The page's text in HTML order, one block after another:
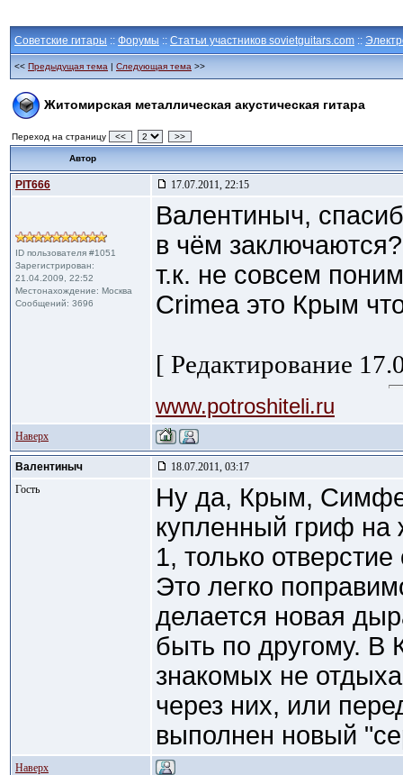
Советские гитары :: Форумы :: Статьи участников sovietguitars.com ::
<< Предыдущая тема | Следующая тема >>
Житомирская металлическая акустическая гитара
Переход на страницу << >>
Автор
PIT666 17.07.2011, 22:15
ID пользователя #1051
Зарегистрирован:
21.04.2009, 22:52
Местонахождение: Москва
Сообщений: 3696
Валентиныч,
в чём
т.к. не совсем
Crimea это Крым
[ Редактирование
www.potroshiteli.ru
Наверх
Валентиныч
18.07.2011, 03:17
Гость
Ну да, Крым,
купленный гриф на
1, только
Это легко
делается новая
быть по другому. В
знакомых не
через них, или
выполнен новый
Наверх